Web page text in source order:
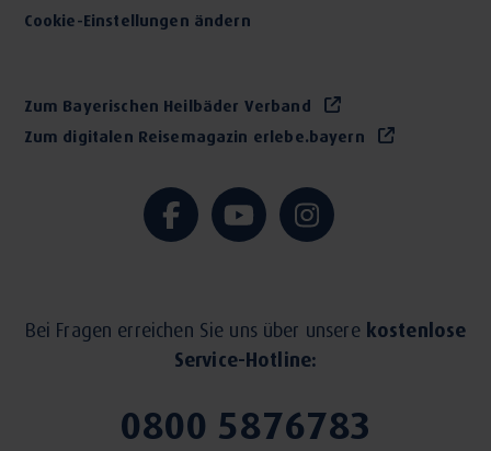
Cookie-Einstellungen ändern
Zum Bayerischen Heilbäder Verband
Zum digitalen Reisemagazin erlebe.bayern
Bei Fragen erreichen Sie uns über unsere kostenlose
Service-Hotline:
0800 5876783